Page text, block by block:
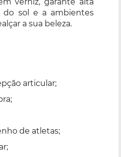
do sol e a ambientes
a sua beleza.
articular;
de atletas;